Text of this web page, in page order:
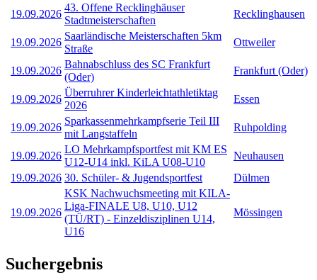
19.09.2026
43. Offene Recklinghäuser
Stadtmeisterschaften
Recklinghausen
19.09.2026
Saarländische Meisterschaften 5km
Straße
Ottweiler
19.09.2026
Bahnabschluss des SC Frankfurt
(Oder)
Frankfurt (Oder)
19.09.2026
Überruhrer Kinderleichtathletiktag
2026
Essen
19.09.2026
Sparkassenmehrkampfserie Teil III
mit Langstaffeln
Ruhpolding
19.09.2026
LO Mehrkampfsportfest mit KM ES
U12-U14 inkl. KiLA U08-U10
Neuhausen
19.09.2026 30. Schüler- & Jugendsportfest Dülmen
19.09.2026
KSK Nachwuchsmeeting mit KILA-
Liga-FINALE U8, U10, U12
(TÜ/RT) - Einzeldisziplinen U14,
U16
Mössingen
Suchergebnis